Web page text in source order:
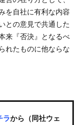
を自社に有利な内容
との意見で共通した
来『否決』となるべ
れたものに他ならな
ラから（同社ウェ